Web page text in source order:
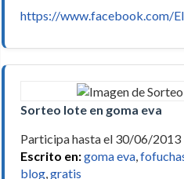
https://www.facebook.com/
Sorteo lote en goma eva
Participa hasta el 30/06/2013
Escrito en:goma eva
blog gratis